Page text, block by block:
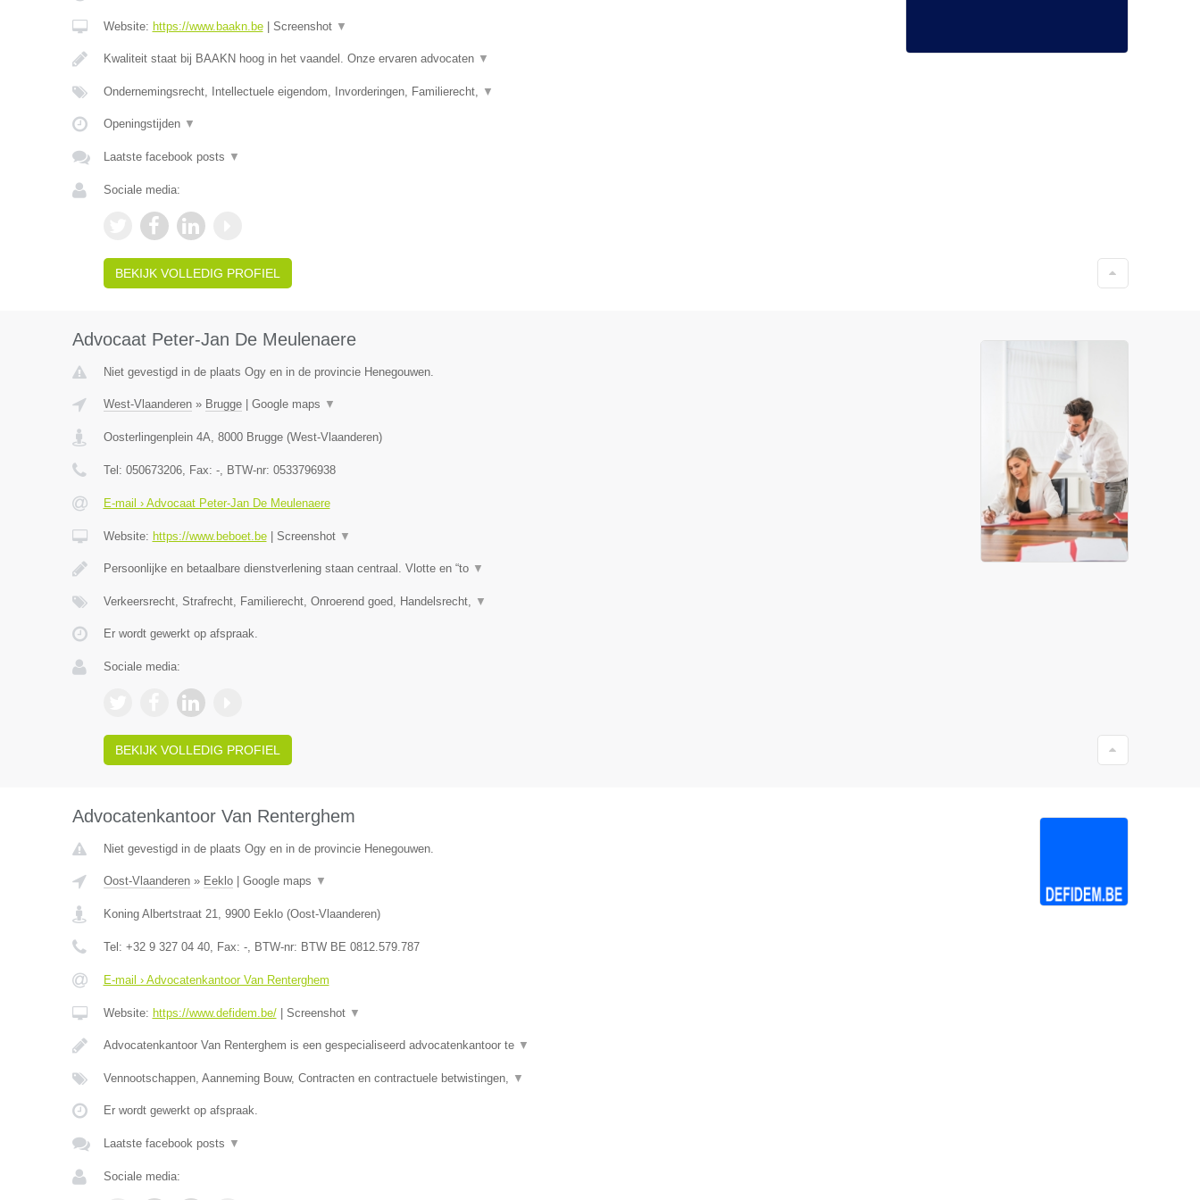
Website: https://www.baakn.be| Screenshot ▼
Kwaliteit staat bij BAAKN hoog in het vaandel. Onze ervaren advocaten ▼
Ondernemingsrecht, Intellectuele eigendom, Invorderingen, Familierecht, ▼
Openingstijden ▼
Laatste facebook posts ▼
Sociale media:
BEKIJK VOLLEDIG PROFIEL
Advocaat Peter-Jan De Meulenaere
Niet gevestigd in de plaats Ogy en in de provincie Henegouwen.
West-Vlaanderen» Brugge| Google maps ▼
Oosterlingenplein 4A, 8000 Brugge(West-Vlaanderen)
Tel: 050673206, Fax: -, BTW-nr: 0533796938
E-mail › Advocaat Peter-Jan De Meulenaere
Website: https://www.beboet.be| Screenshot ▼
Persoonlijke en betaalbare dienstverlening staan centraal. Vlotte en “to ▼
Verkeersrecht, Strafrecht, Familierecht, Onroerend goed, Handelsrecht, ▼
Er wordt gewerkt op afspraak.
Sociale media:
BEKIJK VOLLEDIG PROFIEL
Advocatenkantoor Van Renterghem
Niet gevestigd in de plaats Ogy en in de provincie Henegouwen.
Oost-Vlaanderen» Eeklo| Google maps ▼
Koning Albertstraat 21, 9900 Eeklo(Oost-Vlaanderen)
Tel: +32 9 327 04 40, Fax: -, BTW-nr: BTW BE 0812.579.787
E-mail › Advocatenkantoor Van Renterghem
Website: https://www.defidem.be/| Screenshot ▼
Advocatenkantoor Van Renterghem is een gespecialiseerd advocatenkantoor te ▼
Vennootschappen, Aanneming Bouw, Contracten en contractuele betwistingen, ▼
Er wordt gewerkt op afspraak.
Laatste facebook posts ▼
Sociale media: